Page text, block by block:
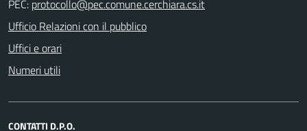
PEC:
Ufficio Relazioni con il pubblico
Uffici e orari
Numeri utili
CONTATTI D.P.O.